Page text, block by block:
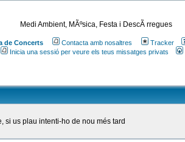
Medi Ambient, MÃºsica, Festa i DescÃ rregues
de Concerts Contacta amb nosaltres Tracker
Inicia una sessió per veure els teus missatges privats
si us plau intenti-ho de nou més tard